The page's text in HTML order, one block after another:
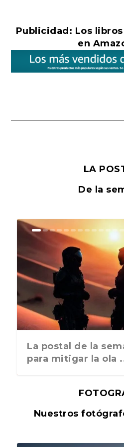
Publicidad: Los
en
LA
De la
La postal de la
para mitigar la ola
Nuestros